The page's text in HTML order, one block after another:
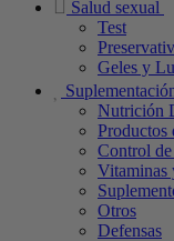
Salud sexual
Test
Geles y
Nutrición
Productos
Control de
Vitaminas
Otros
Defensas